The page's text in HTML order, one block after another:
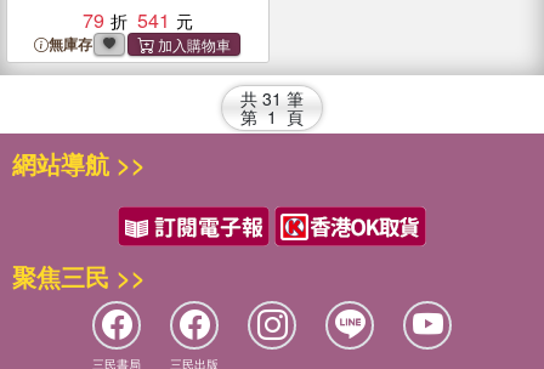
79
541
無庫存
共 31 筆
第 1 頁
網站導航 >>
聚焦三民 >>
三民書局 三民出版